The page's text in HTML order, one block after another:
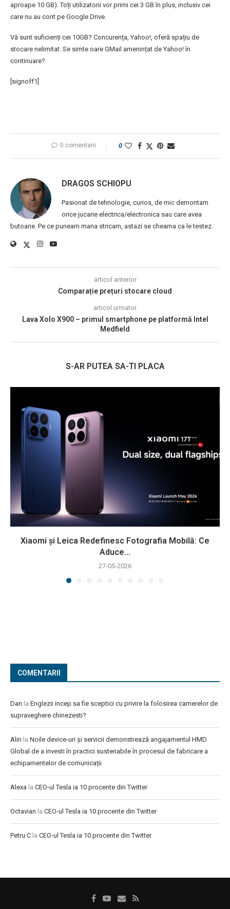
aproape 10 GB). Toți utilizatorii vor primi cei 3 GB în plus, inclusiv cei
care nu au cont pe Google Drive.
Vă sunt suficienți cei 10GB? Concurența, Yahoo!, oferă spațiu de
stocare nelimitat. Se simte oare GMail amenințat de Yahoo! în
continuare?
[signoff1]
0 comentarii 0
DRAGOS SCHIOPU
Pasionat de tehnologie, curios, de mic demontam
orice jucarie electrica/electronica sau care avea
butoane. Pe ce puneam mana stricam, astazi se cheama ca le testez.
articol anterior
Comparație prețuri stocare cloud
articol urmator
Lava Xolo X900 – primul smartphone pe platformă Intel
Medfield
S-AR PUTEA SA-TI PLACA
Xiaomi și Leica Redefinesc Fotografia Mobilă: Ce
Aduce...
27-05-2026
COMENTARII
Dan la Englezii incep sa fie sceptici cu privire la folosirea camerelor de
supraveghere chinezesti?
Alin la Noile device-uri și servicii demonstrează angajamentul HMD
Global de a investi în practici sustenabile în procesul de fabricare a
echipamentelor de comunicații
Alexa la CEO-ul Tesla ia 10 procente din Twitter
Octavian la CEO-ul Tesla ia 10 procente din Twitter
Petru C la CEO-ul Tesla ia 10 procente din Twitter